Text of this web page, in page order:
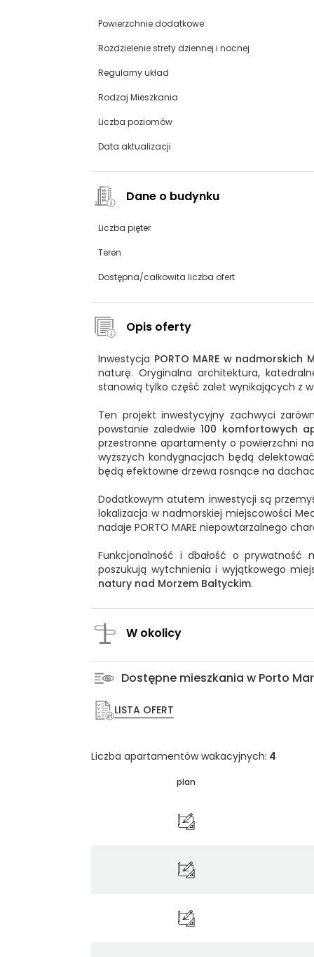
Powierzchnie dodatkowe
Rozdzielenie strefy dziennej i nocnej
Regularny układ
Rodzaj Mieszkania
Liczba poziomów
Data aktualizacji
Dane o budynku
Liczba pięter
Teren
Dostępna/całkowita liczba ofert
Opis oferty
Inwestycja PORTO MARE w nadmorskich
naturę. Oryginalna architektura,
stanowią tylko część zalet wynikających z
Ten projekt inwestycyjny zachwyci
powstanie zaledwie 100 komfortowych
przestronne apartamenty o powierzchni
wyższych kondygnacjach będą
będą efektowne drzewa rosnące na
Dodatkowym atutem inwestycji są
lokalizacja w nadmorskiej miejscowości
nadaje PORTO MARE niepowtarzalnego
Funkcjonalność i dbałość o
poszukują wytchnienia i wyjątkowego
natury nad Morzem Bałtyckim.
W okolicy
Dostępne mieszkania w Porto
LISTA OFERT
Liczba apartamentów wakacyjnych: 4
plan